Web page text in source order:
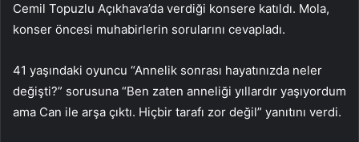
Cemil Topuzlu Açıkhava’da verdiği konsere katıldı. Mola,
konser öncesi muhabirlerin sorularını cevapladı.
41 yaşındaki oyuncu “Annelik sonrası hayatınızda neler
değişti?” sorusuna “Ben zaten anneliği yıllardır yaşıyordum
ama Can ile arşa çıktı. Hiçbir tarafı zor değil” yanıtını verdi.